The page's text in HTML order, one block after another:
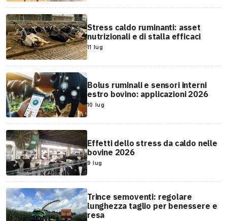
Stress caldo ruminanti: asset
nutrizionali e di stalla efficaci
11 lug
Bolus ruminali e sensori interni
estro bovino: applicazioni 2026
10 lug
Effetti dello stress da caldo nelle
bovine 2026
9 lug
Trince semoventi: regolare
lunghezza taglio per benessere e
resa